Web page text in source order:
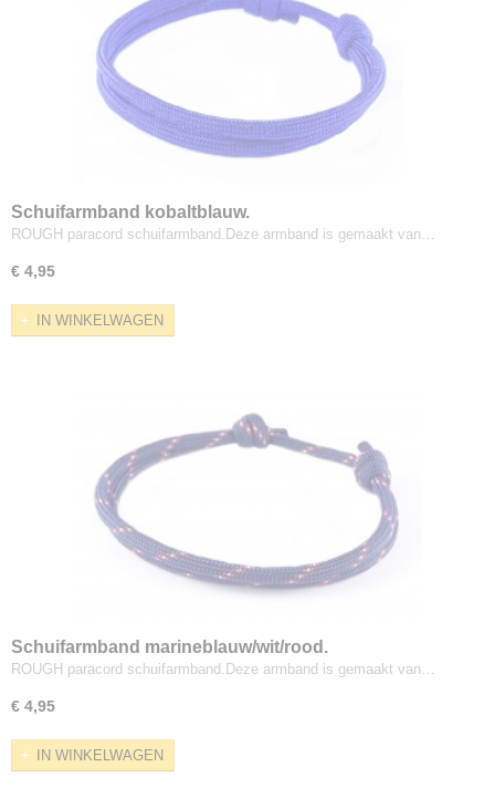
Schuifarmband kobaltblauw.
ROUGH paracord schuifarmband.Deze armband is gemaakt van…
€ 4,95
IN WINKELWAGEN
Schuifarmband marineblauw/wit/rood.
ROUGH paracord schuifarmband.Deze armband is gemaakt van…
€ 4,95
IN WINKELWAGEN